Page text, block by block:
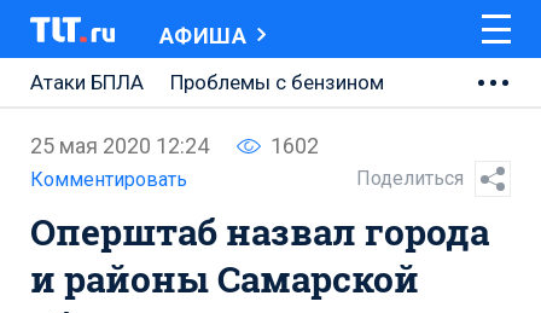
АФИША
Атаки БПЛА
Проблемы с бензином
Ремонт Центральной площади
Ремонт Обводного шоссе
Набережная Тольятти
25 мая 2020 12:24 1602
Комментировать Поделиться
Оперштаб назвал города
и районы Самарской